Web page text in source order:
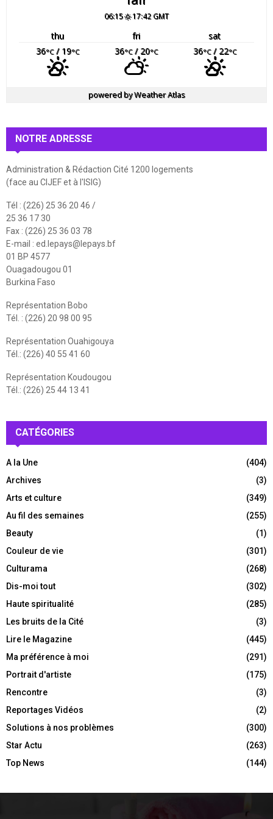
06:15 17:42 GMT
thu fri
sat
36°C/ 19°C 36°C/ 20°C 36°C/ 22°C
powered byWeather Atlas
NOTRE ADRESSE
Administration & Rédaction Cité 1200 logements
(face au CIJEF et à l'ISIG)
Tél : (226) 25 36 20 46 /
25 36 17 30
Fax : (226) 25 36 03 78
E-mail : ed.lepays@lepays.bf
01 BP 4577
Ouagadougou 01
Burkina Faso
Représentation Bobo
Tél. : (226) 20 98 00 95
Représentation Ouahigouya
Tél.: (226) 40 55 41 60
Représentation Koudougou
Tél.: (226) 25 44 13 41
CATÉGORIES
A la Une
(404)
Archives
(3)
Arts et culture
(349)
Au fil des semaines
(255)
Beauty
(1)
Couleur de vie
(301)
Culturama
(268)
Dis-moi tout
(302)
Haute spiritualité
(285)
Les bruits de la Cité
(3)
Lire le Magazine
(445)
Ma préférence à moi
(291)
Portrait d'artiste
(175)
Rencontre
(3)
Reportages Vidéos
(2)
Solutions à nos problèmes
(300)
Star Actu
(263)
Top News
(144)